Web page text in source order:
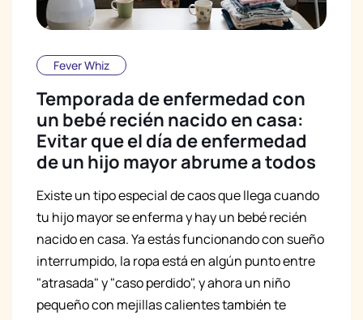
Fever Whiz
Temporada de enfermedad con
un bebé recién nacido en casa:
Evitar que el día de enfermedad
de un hijo mayor abrume a todos
Existe un tipo especial de caos que llega cuando
tu hijo mayor se enferma y hay un bebé recién
nacido en casa. Ya estás funcionando con sueño
interrumpido, la ropa está en algún punto entre
"atrasada" y "caso perdido", y ahora un niño
pequeño con mejillas calientes también te